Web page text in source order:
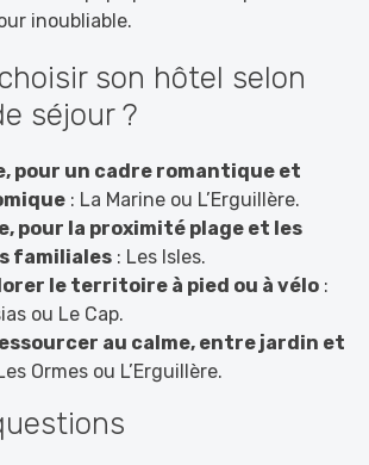
inoubliable.
son hôtel selon
séjour ?
pour un cadre romantique et
: La Marine ou L’Erguillère.
pour la proximité plage et les
familiales : Les Isles.
le territoire à pied ou à vélo :
ou Le Cap.
au calme, entre jardin et
Ormes ou L’Erguillère.